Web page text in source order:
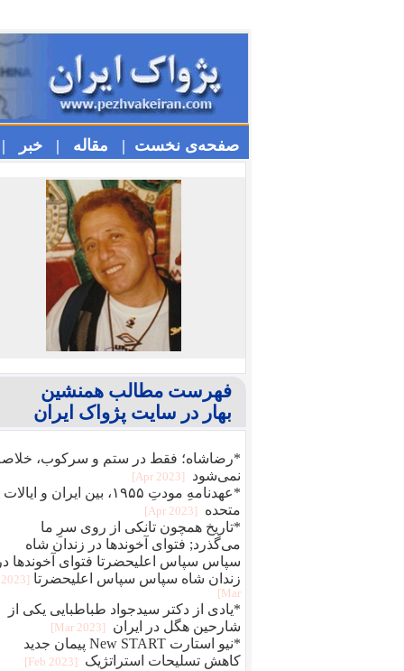
صفحه‌ی نخست | مقاله | خبر |
فهرست مطالب همنشین
بهار در سایت پژواک ایران
*رضاشاه؛ فقط در ستم و سرکوب،
نمی‌شود
[2023 Apr]
*عهدنامهِ مودتِ ۱۹۵۵، بین ایران و ایالات
متحده
[2023 Apr]
*تاریخ همچون تانکی از روی سرِ ما
می‌گذرد; فتوای آخوندها در زندان شاه
سپاس سپاس اعلیحضرتا فتوای آخوندها در
زندان شاه سپاس سپاس اعلیحضرتا
[2023
Mar]
*یادی از دکتر سیدجواد طباطبایی یکی از
شارحین هگل در ایران
[2023 Mar]
*نیو استارت New START پیمان جدید
کاهش تسلیحات استراتژیک
[2023 Feb]